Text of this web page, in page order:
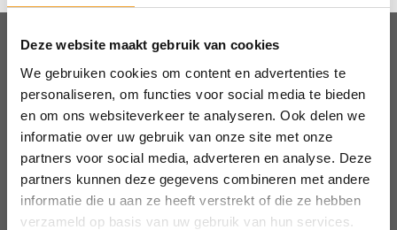
Deze website maakt gebruik van cookies
We gebruiken cookies om content en advertenties te
personaliseren, om functies voor social media te bieden
en om ons websiteverkeer te analyseren. Ook delen we
informatie over uw gebruik van onze site met onze
partners voor social media, adverteren en analyse. Deze
partners kunnen deze gegevens combineren met andere
informatie die u aan ze heeft verstrekt of die ze hebben
verzameld op basis van uw gebruik van hun services.
FLEXIBELE KANTOORRUIMTE
Amsterdam
Utrecht
Hoofddorp
Bekijk alle locaties
MENU
Over Smart Office